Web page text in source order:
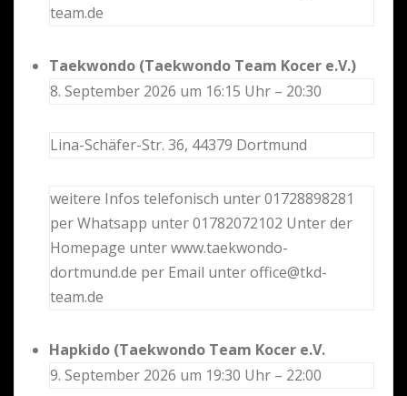
team.de
Taekwondo (Taekwondo Team Kocer e.V.)
8. September 2026 um 16:15 Uhr – 20:30
Lina-Schäfer-Str. 36, 44379 Dortmund
weitere Infos telefonisch unter 01728898281
per Whatsapp unter 01782072102 Unter der
Homepage unter www.taekwondo-
dortmund.de per Email unter office@tkd-
team.de
Hapkido (Taekwondo Team Kocer e.V.
9. September 2026 um 19:30 Uhr – 22:00